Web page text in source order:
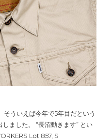
そういえば今年で5年目だという
ました。 “長沼動きます” とい
Lot 857, S